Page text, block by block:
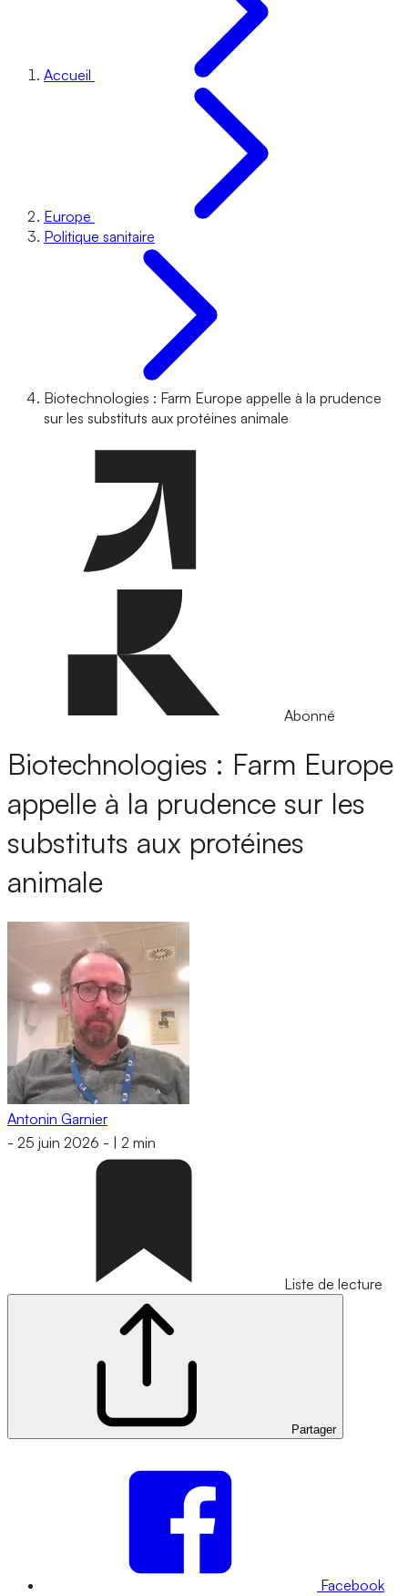
Accueil
Europe
Politique sanitaire
Biotechnologies : Farm Europe appelle à la prudence
sur les substituts aux protéines animale
Abonné
Biotechnologies : Farm Europe
appelle à la prudence sur les
substituts aux protéines
animale
Antonin Garnier
- 25 juin 2026 - 2 min
Liste de lecture
Partager
Facebook